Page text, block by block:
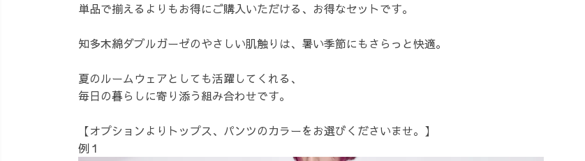
単品で揃えるよりもお得にご購入いただける、お得なセットです。
知多木綿ダブルガーゼのやさしい肌触りは、暑い季節にもさらっと快適。
夏のルームウェアとしても活躍してくれる、
毎日の暮らしに寄り添う組み合わせです。
【オプションよりトップス、パンツのカラーをお選びくださいませ。】
例１